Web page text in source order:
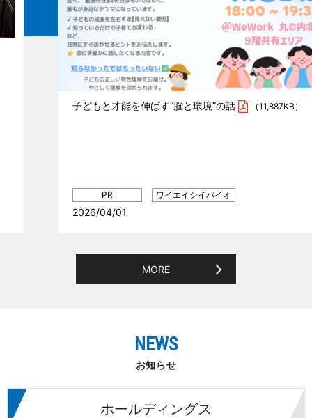
2026/04/01
子どもと才能を伸ばす”脳と環境”の話 （11,887KB）
MORE
NEWS
お知らせ
ホールディングス